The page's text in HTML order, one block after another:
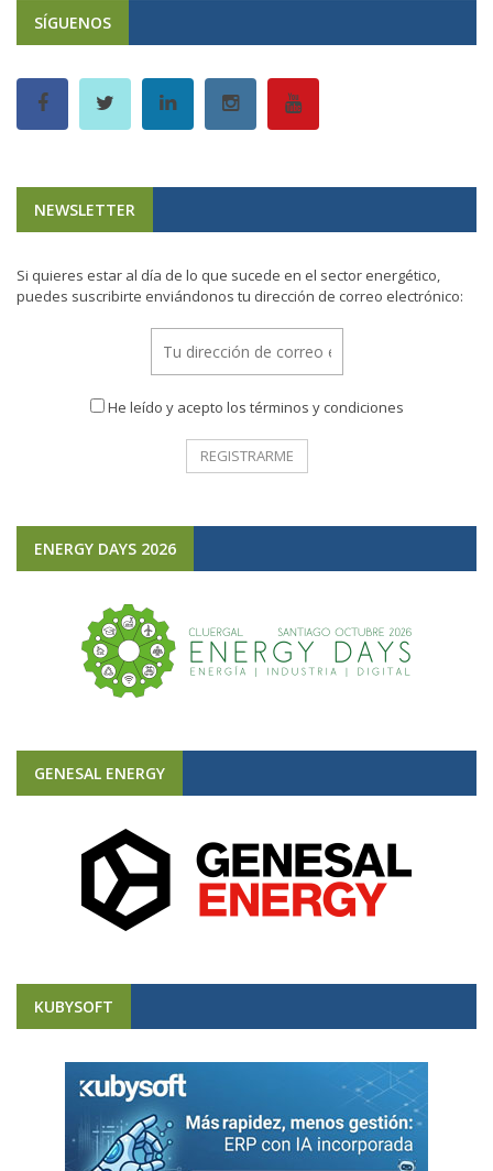
SÍGUENOS
NEWSLETTER
Si quieres estar al día de lo que sucede en el sector energético,
puedes suscribirte enviándonos tu dirección de correo electrónico:
He leído y acepto los términos y condiciones
ENERGY DAYS 2026
GENESAL ENERGY
KUBYSOFT